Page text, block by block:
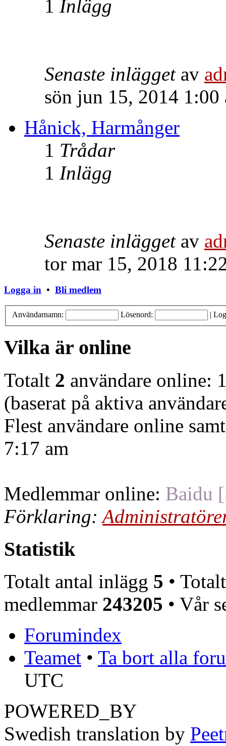
1 Inlägg
Senaste inläggetav
sön jun 15, 2014 1:00
Hånick, Harmånger
1 Trådar
1 Inlägg
Senaste inläggetav
tor mar 15, 2018
Logga in • Bli medlem
Användarnamn: Lösenord: |
Vilka är online
Totalt 2 användare online:
(baserat på aktiva
Flest användare online
7:17 am
Medlemmar online: Baidu
Förklaring:
Statistik
Totalt antal inlägg 5 •
medlemmar 243205 • Vår
Forumindex
Teamet • Ta bort alla
UTC
POWERED_BY
Swedish translation by